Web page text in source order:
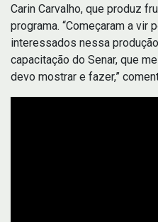
Carin Carvalho, que produz
programa. “Começaram a vir
interessados nessa
capacitação do Senar, que
devo mostrar e fazer,”